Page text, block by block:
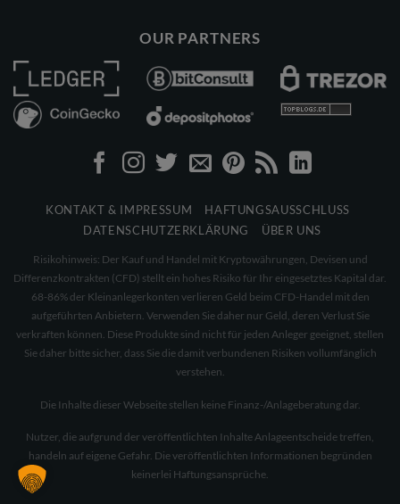
OUR PARTNERS
KONTAKT & IMPRESSUM
HAFTUNGSAUSSCHLUSS
DATENSCHUTZERKLÄRUNG
ÜBER UNS
Risikohinweis: Der Kauf und Handel mit Kryptowährungen, Devisen und
Differenzkontrakten (CFD) stellt ein hohes Risiko für Ihr eingesetztes Kapital dar.
68-86% der Kleinanlegerkonten verlieren Geld beim CFD-Handel mit den
aufgeführten Anbietern. Verwenden Sie daher nur Geld, deren Verlust Sie
verkraften können. Diese Produkte sind nicht für jeden Anleger geeignet, stellen
Sie daher bitte sicher, dass Sie die damit verbundenen Risiken vollumfänglich
verstehen.
Die Inhalte dieser Webseite stellen keine Finanz-/Anlageberatung dar.
Nutzer, die aufgrund der veröffentlichten Inhalte Anlageentscheide treffen,
handeln auf eigene Gefahr. Die veröffentlichten Informationen begründen
keinerlei Haftungsansprüche.